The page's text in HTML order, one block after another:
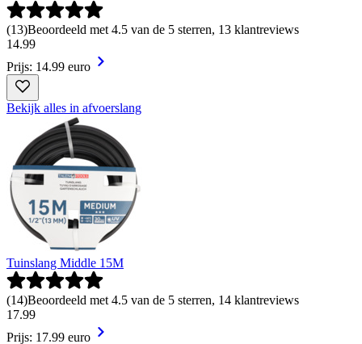
(13)Beoordeeld met 4.5 van de 5 sterren, 13 klantreviews
14.99
Prijs: 14.99 euro
Bekijk alles in afvoerslang
Tuinslang Middle 15M
(14)Beoordeeld met 4.5 van de 5 sterren, 14 klantreviews
17.99
Prijs: 17.99 euro